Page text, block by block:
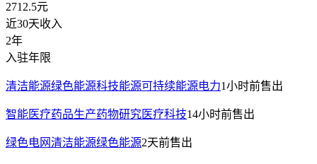
2712.5元
近30天收入
2年
入驻年限
清洁能源绿色能源科技能源可持续能源电力1小时前售出
智能医疗药品生产药物研究医疗科技14小时前售出
绿色电网清洁能源绿色能源2天前售出